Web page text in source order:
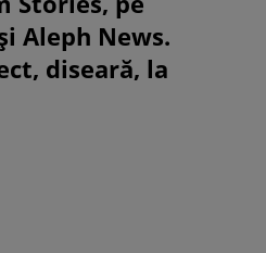
Aleph News.
diseară, la